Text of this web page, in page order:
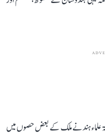
علماء ہند نے ملک کے بعض حصوں میں